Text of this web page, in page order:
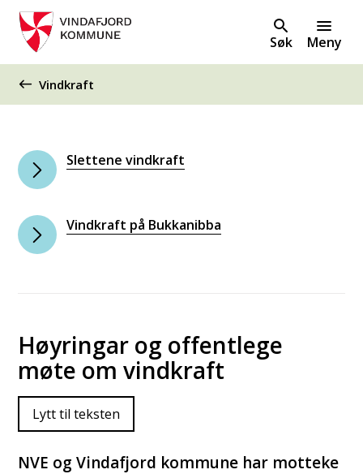
Søk Meny
Du er her:
Vindkraft
Slettene vindkraft
Vindkraft på Bukkanibba
Høyringar og offentlege
møte om vindkraft
Lytt til teksten
NVE og Vindafjord kommune har motteke